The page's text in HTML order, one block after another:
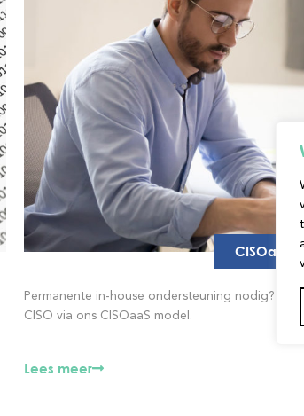
CISOaaS
Permanente in-house ondersteuning nodig?
CISO via ons CISOaaS model.
Lees meer